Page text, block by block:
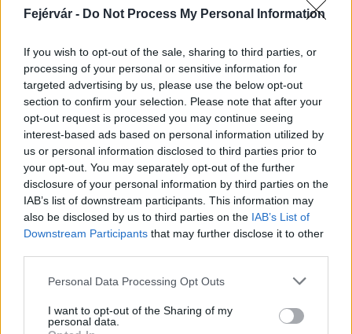
Fejérvár - Do Not Process My Personal Information
If you wish to opt-out of the sale, sharing to third parties, or
processing of your personal or sensitive information for
targeted advertising by us, please use the below opt-out
section to confirm your selection. Please note that after your
opt-out request is processed you may continue seeing
interest-based ads based on personal information utilized by
us or personal information disclosed to third parties prior to
your opt-out. You may separately opt-out of the further
disclosure of your personal information by third parties on the
IAB’s list of downstream participants. This information may
also be disclosed by us to third parties on the IAB’s List of
Downstream Participants that may further disclose it to other
Please note that this website/app uses one or more Google
not limited to your visit or usage behaviour. You may click to
grant or deny consent to Google and its third-party tags to
Personal Data Processing Opt Outs
I want to opt-out of the Sharing of my
personal data.
mérföldköve a felülvizsgálat
árnyékában?
Elkészült a Liszt Ferenc repülőtér
közelében lévő logisztikai bázis út- és
közműhálózatának fejlesztése
Látlelet a hazai víziközművekről?
Egyetlen, fél évszázados vezetéken
múlt Bicske vízellátása